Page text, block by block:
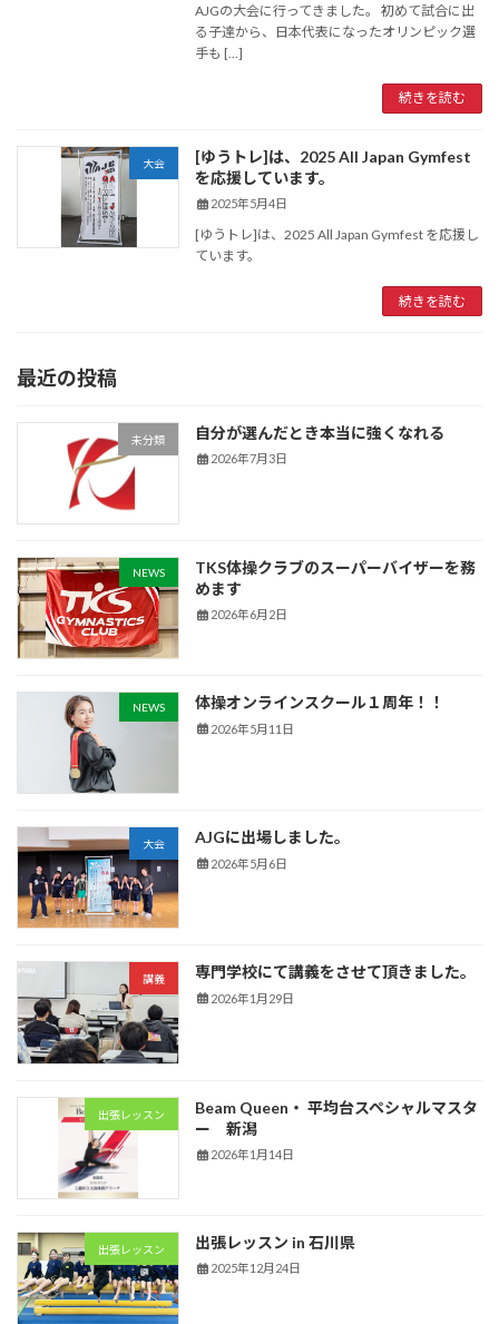
AJGの大会に行ってきました。 初めて試合に出
る子達から、日本代表になったオリンピック選
手も […]
続きを読む
大会
[ゆうトレ]は、2025 All Japan Gymfest
を応援しています。
2025年5月4日
[ゆうトレ]は、2025 All Japan Gymfest を応援し
ています。
続きを読む
最近の投稿
未分類 自分が選んだとき本当に強くなれる
2026年7月3日
NEWS
TKS体操クラブのスーパーバイザーを務
めます
2026年6月2日
NEWS 体操オンラインスクール１周年！！
2026年5月11日
大会 AJGに出場しました。
2026年5月6日
講義 専門学校にて講義をさせて頂きました。
2026年1月29日
出張レッスン
Beam Queen・ 平均台スペシャルマスタ
ー 新潟
2026年1月14日
出張レッスン 出張レッスン in 石川県
2025年12月24日